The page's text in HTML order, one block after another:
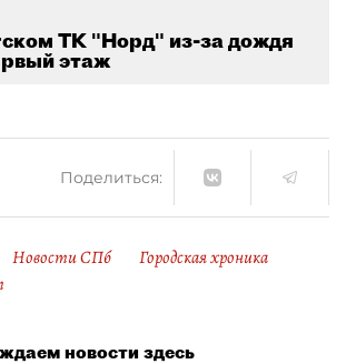
ТК "Норд" из-за дождя
этаж
Поделиться:
Новости СПб
Городская хроника
новости здесь